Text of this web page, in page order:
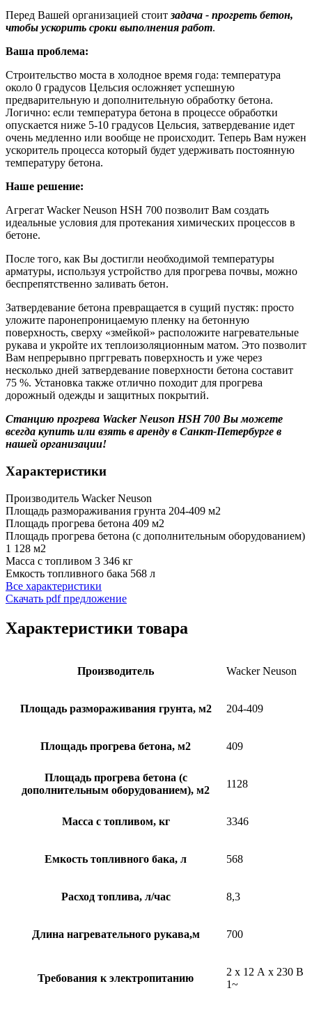
Перед Вашей организацией стоит задача - прогреть бетон,
чтобы ускорить сроки выполнения работ.
Ваша проблема:
Строительство моста в холодное время года: температура
около 0 градусов Цельсия осложняет успешную
предварительную и дополнительную обработку бетона.
Логично: если температура бетона в процессе обработки
опускается ниже 5-10 градусов Цельсия, затвердевание идет
очень медленно или вообще не происходит. Теперь Вам нужен
ускоритель процесса который будет удерживать постоянную
температуру бетона.
Наше решение:
Агрегат Wacker Neuson HSH 700 позволит Вам создать
идеальные условия для протекания химических процессов в
бетоне.
После того, как Вы достигли необходимой температуры
арматуры, используя устройство для прогрева почвы, можно
беспрепятственно заливать бетон.
Затвердевание бетона превращается в сущий пустяк: просто
уложите паронепроницаемую пленку на бетонную
поверхность, сверху «змейкой» расположите нагревательные
рукава и укройте их теплоизоляционным матом. Это позволит
Вам непрерывно прггревать поверхность и уже через
несколько дней затвердевание поверхности бетона составит
75 %. Установка также отлично походит для прогрева
дорожный одежды и защитных покрытий.
Станцию прогрева Wacker Neuson HSH 700 Вы можете
всегда купить или взять в аренду в Санкт-Петербурге в
нашей организации!
Характеристики
Производитель Wacker Neuson
Площадь размораживания грунта 204-409 м2
Площадь прогрева бетона 409 м2
Площадь прогрева бетона (с дополнительным оборудованием)
1 128 м2
Масса с топливом 3 346 кг
Емкость топливного бака 568 л
Все характеристики
Скачать pdf предложение
Характеристики товара
Производитель Wacker Neuson
Площадь размораживания грунта, м2 204-409
Площадь прогрева бетона, м2 409
Площадь прогрева бетона (с
дополнительным оборудованием), м2
1128
Масса с топливом, кг 3346
Емкость топливного бака, л 568
Расход топлива, л/час 8,3
Длина нагревательного рукава,м 700
Требования к электропитанию
2 x 12 А x 230 В
1~